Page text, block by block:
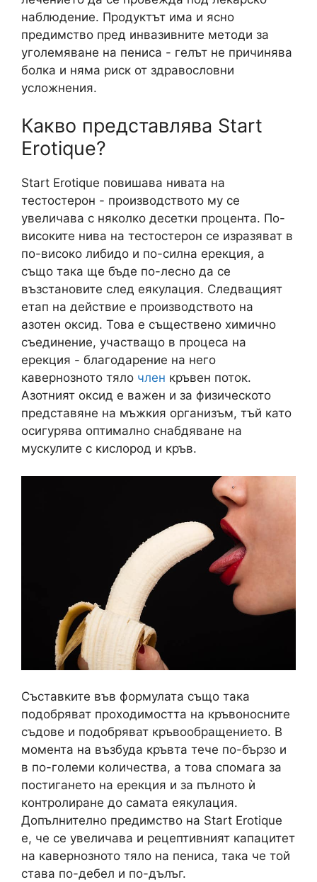
наблюдение. Продуктът има и ясно
предимство пред инвазивните методи за
уголемяване на пениса - гелът не причинява
болка и няма риск от здравословни
усложнения.
Какво представлява Start
Erotique?
Start Erotique повишава нивата на
тестостерон - производството му се
увеличава с няколко десетки процента. По-
високите нива на тестостерон се изразяват в
по-високо либидо и по-силна ерекция, а
също така ще бъде по-лесно да се
възстановите след еякулация. Следващият
етап на действие е производството на
азотен оксид. Това е съществено химично
съединение, участващо в процеса на
ерекция - благодарение на него
кавернозното тяло член кръвен поток.
Азотният оксид е важен и за физическото
представяне на мъжкия организъм, тъй като
осигурява оптимално снабдяване на
мускулите с кислород и кръв.
Съставките във формулата също така
подобряват проходимостта на кръвоносните
съдове и подобряват кръвообращението. В
момента на възбуда кръвта тече по-бързо и
в по-големи количества, а това спомага за
постигането на ерекция и за пълното ѝ
контролиране до самата еякулация.
Допълнително предимство на Start Erotique
е, че се увеличава и рецептивният капацитет
на кавернозното тяло на пениса, така че той
става по-дебел и по-дълъг.